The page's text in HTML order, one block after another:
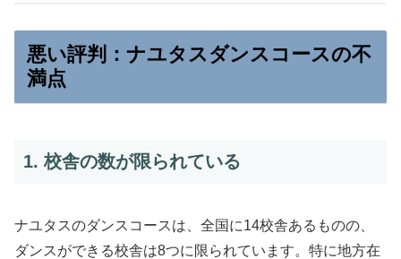
悪い評判：ナユタスダンスコースの不
満点
1. 校舎の数が限られている
ナユタスのダンスコースは、全国に14校舎あるものの、
ダンスができる校舎は8つに限られています。特に地方在